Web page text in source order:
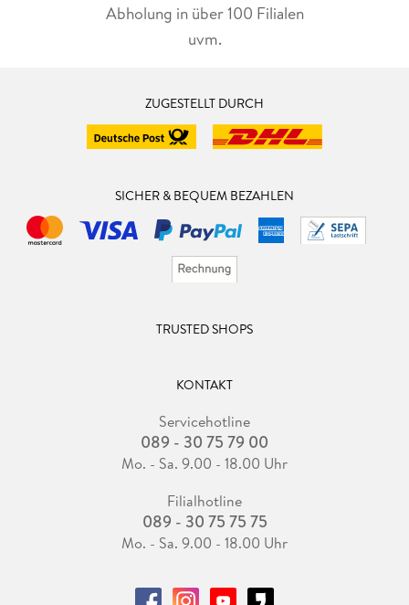
Abholung in über 100 Filialen
uvm.
ZUGESTELLT DURCH
SICHER & BEQUEM BEZAHLEN
TRUSTED SHOPS
KONTAKT
Servicehotline
089 - 30 75 79 00
Mo. - Sa. 9.00 - 18.00 Uhr
Filialhotline
089 - 30 75 75 75
Mo. - Sa. 9.00 - 18.00 Uhr